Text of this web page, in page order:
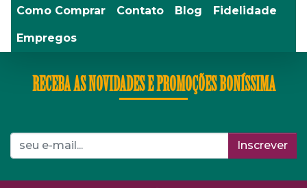
Como Comprar Contato Blog Fidelidade
Empregos
RECEBA AS NOVIDADES E PROMOÇÕES BONÍSSIMA
Inscrever